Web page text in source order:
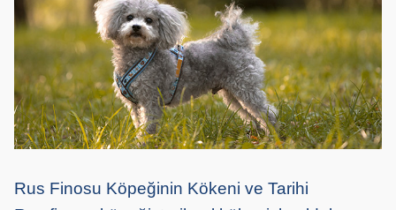
Rus Finosu Köpeğinin Kökeni ve Tarihi